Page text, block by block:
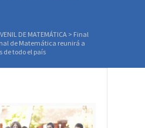
DE MATEMÁTICA > Final
de Matemática reunirá a
de todo el país